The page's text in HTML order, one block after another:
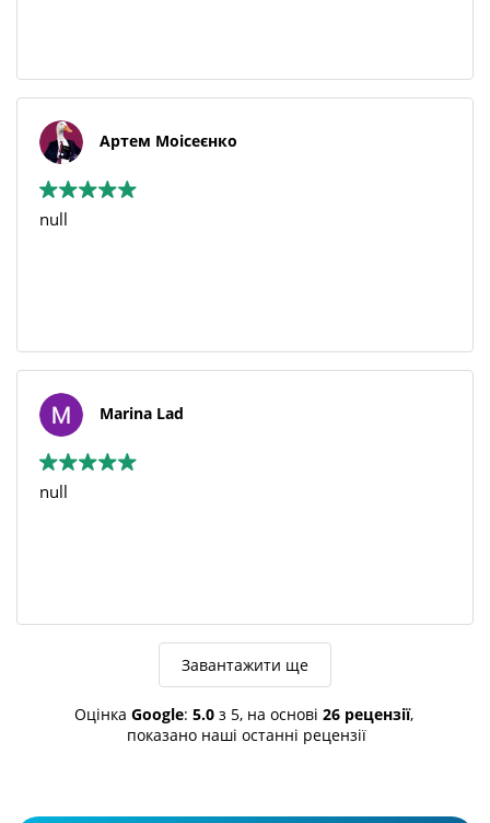
Артем Моісеєнко
null
Marina Lad
null
Завантажити ще
Оцінка Google: 5.0 з 5, на основі 26 рецензії,
показано наші останні рецензії